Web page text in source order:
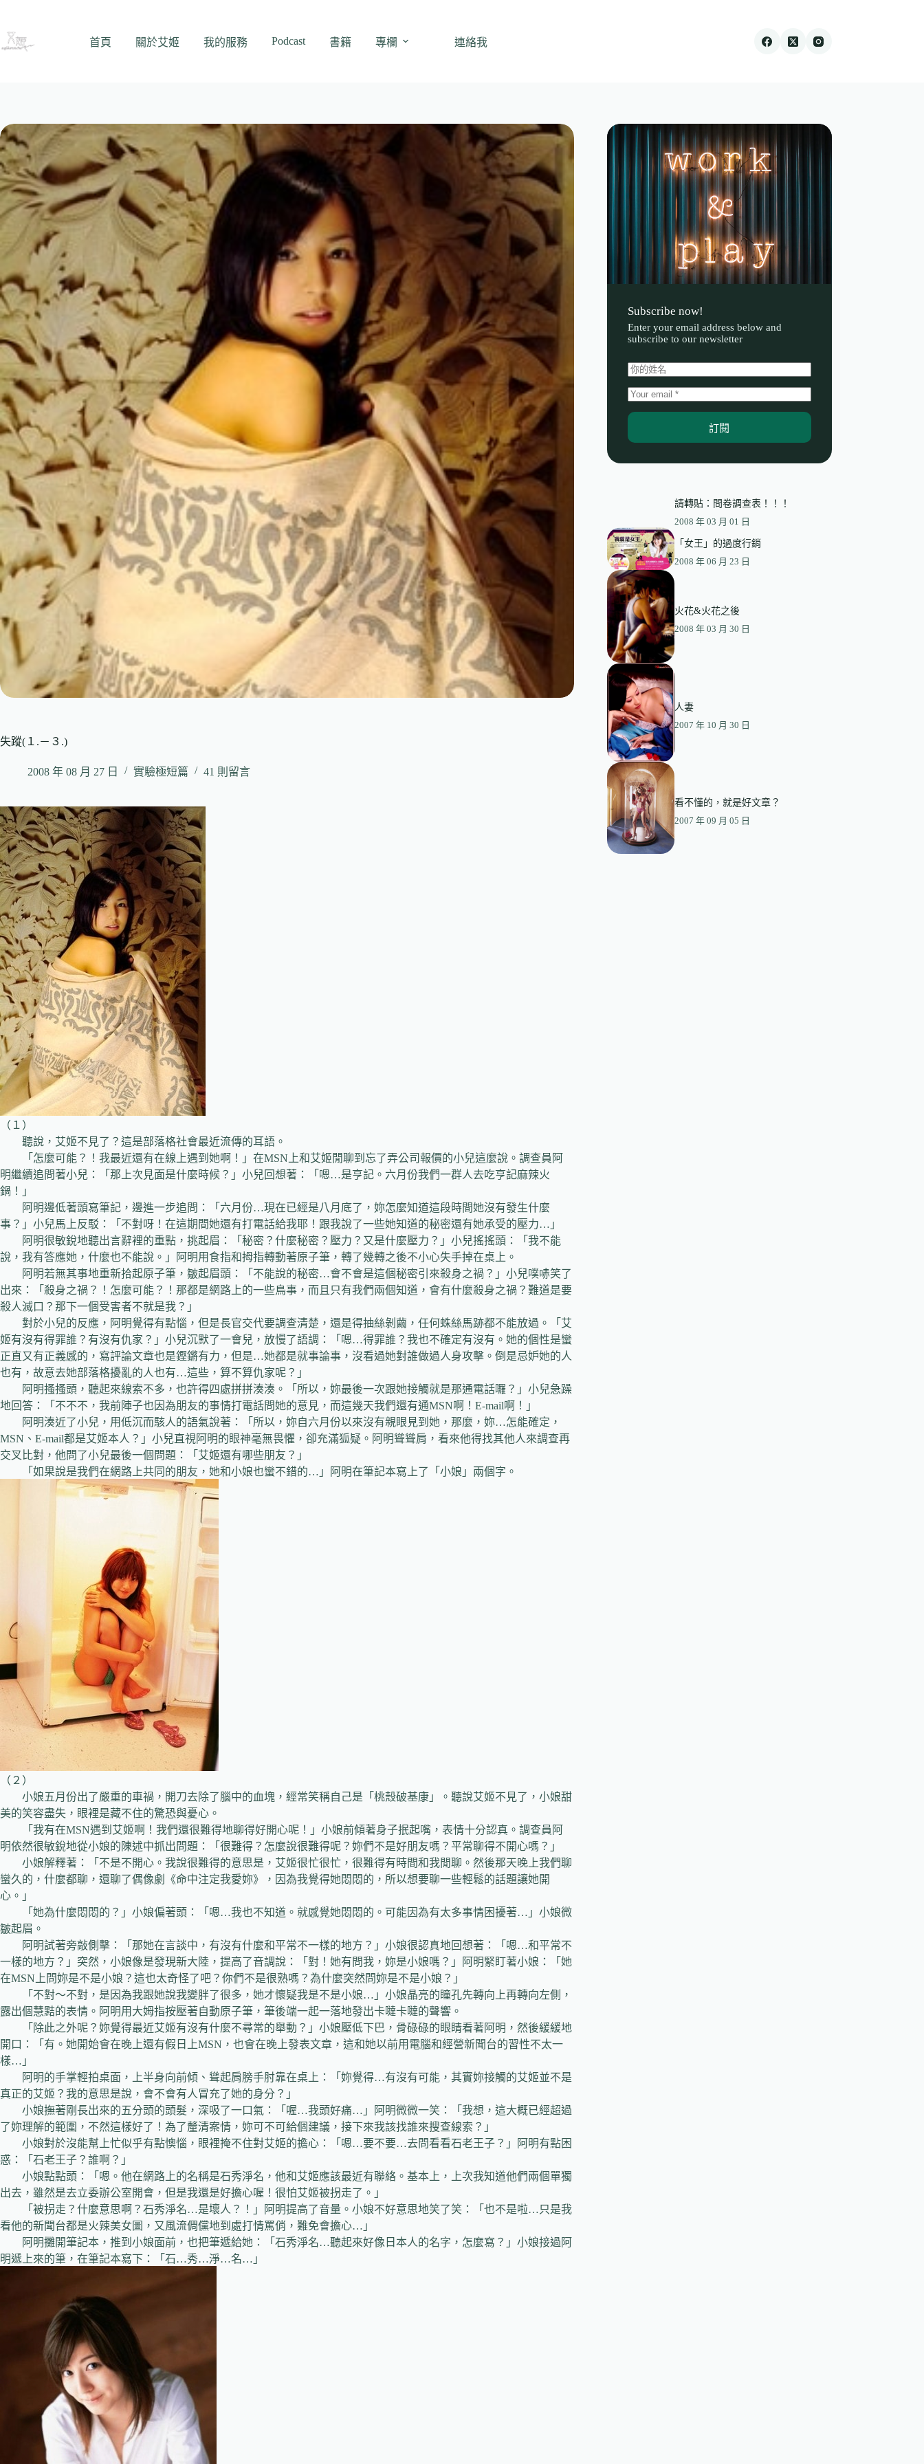
主
首頁 關於艾姬 我的服務 Podcast 書籍 專欄 連絡我
失蹤(１.－３.)
2008 年 08 月 27 日 實驗極短篇 41 則留言
（１）
聽說，艾姬不見了？這是部落格社會最近流傳的耳語。
「怎麼可能？！我最近還有在線上遇到她啊！」在MSN上和艾姬閒聊到忘了弄公司報價的小兒這麼說。調查員阿
明繼續追問著小兒：「那上次見面是什麼時候？」小兒回想著：「嗯…是亨記。六月份我們一群人去吃亨記麻辣火
鍋！」
阿明邊低著頭寫筆記，邊進一步追問：「六月份…現在已經是八月底了，妳怎麼知道這段時間她沒有發生什麼
事？」小兒馬上反駁：「不對呀！在這期間她還有打電話給我耶！跟我說了一些她知道的秘密還有她承受的壓力…」
阿明很敏銳地聽出言辭裡的重點，挑起眉：「秘密？什麼秘密？壓力？又是什麼壓力？」小兒搖搖頭：「我不能
說，我有答應她，什麼也不能說。」阿明用食指和拇指轉動著原子筆，轉了幾轉之後不小心失手掉在桌上。
阿明若無其事地重新拾起原子筆，皺起眉頭：「不能說的秘密…會不會是這個秘密引來殺身之禍？」小兒噗哧笑了
出來：「殺身之禍？！怎麼可能？！那都是網路上的一些鳥事，而且只有我們兩個知道，會有什麼殺身之禍？難道是要
殺人滅口？那下一個受害者不就是我？」
對於小兒的反應，阿明覺得有點惱，但是長官交代要調查清楚，還是得抽絲剝繭，任何蛛絲馬跡都不能放過。「艾
姬有沒有得罪誰？有沒有仇家？」小兒沉默了一會兒，放慢了語調：「嗯…得罪誰？我也不確定有沒有。她的個性是蠻
正直又有正義感的，寫評論文章也是鏗鏘有力，但是…她都是就事論事，沒看過她對誰做過人身攻擊。倒是忌妒她的人
也有，故意去她部落格擾亂的人也有…這些，算不算仇家呢？」
阿明搔搔頭，聽起來線索不多，也許得四處拼拼湊湊。「所以，妳最後一次跟她接觸就是那通電話囉？」小兒急躁
地回答：「不不不，我前陣子也因為朋友的事情打電話問她的意見，而這幾天我們還有通MSN啊！E-mail啊！」
阿明湊近了小兒，用低沉而駭人的語氣說著：「所以，妳自六月份以來沒有親眼見到她，那麼，妳…怎能確定，
MSN、E-mail都是艾姬本人？」小兒直視阿明的眼神毫無畏懼，卻充滿狐疑。阿明聳聳肩，看來他得找其他人來調查再
交叉比對，他問了小兒最後一個問題：「艾姬還有哪些朋友？」
「如果說是我們在網路上共同的朋友，她和小娘也蠻不錯的…」阿明在筆記本寫上了「小娘」兩個字。
（２）
小娘五月份出了嚴重的車禍，開刀去除了腦中的血塊，經常笑稱自己是「桃殼破基康」。聽說艾姬不見了，小娘甜
美的笑容盡失，眼裡是藏不住的驚恐與憂心。
「我有在MSN遇到艾姬啊！我們還很難得地聊得好開心呢！」小娘前傾著身子抿起嘴，表情十分認真。調查員阿
明依然很敏銳地從小娘的陳述中抓出問題：「很難得？怎麼說很難得呢？妳們不是好朋友嗎？平常聊得不開心嗎？」
小娘解釋著：「不是不開心。我說很難得的意思是，艾姬很忙很忙，很難得有時間和我閒聊。然後那天晚上我們聊
蠻久的，什麼都聊，還聊了偶像劇《命中注定我愛妳》，因為我覺得她悶悶的，所以想要聊一些輕鬆的話題讓她開
心。」
「她為什麼悶悶的？」小娘偏著頭：「嗯…我也不知道。就感覺她悶悶的。可能因為有太多事情困擾著…」小娘微
皺起眉。
阿明試著旁敲側擊：「那她在言談中，有沒有什麼和平常不一樣的地方？」小娘很認真地回想著：「嗯…和平常不
一樣的地方？」突然，小娘像是發現新大陸，提高了音調說：「對！她有問我，妳是小娘嗎？」阿明緊盯著小娘：「她
在MSN上問妳是不是小娘？這也太奇怪了吧？你們不是很熟嗎？為什麼突然問妳是不是小娘？」
「不對～不對，是因為我跟她說我變胖了很多，她才懷疑我是不是小娘…」小娘晶亮的瞳孔先轉向上再轉向左側，
露出個慧黠的表情。阿明用大姆指按壓著自動原子筆，筆後端一起一落地發出卡噠卡噠的聲響。
「除此之外呢？妳覺得最近艾姬有沒有什麼不尋常的舉動？」小娘壓低下巴，骨碌碌的眼睛看著阿明，然後緩緩地
開口：「有。她開始會在晚上還有假日上MSN，也會在晚上發表文章，這和她以前用電腦和經營新聞台的習性不太一
樣…」
阿明的手掌輕拍桌面，上半身向前傾、聳起肩膀手肘靠在桌上：「妳覺得…有沒有可能，其實妳接觸的艾姬並不是
真正的艾姬？我的意思是說，會不會有人冒充了她的身分？」
小娘撫著剛長出來的五分頭的頭髮，深吸了一口氣：「喔…我頭好痛…」阿明微微一笑：「我想，這大概已經超過
了妳理解的範圍，不然這樣好了！為了釐清案情，妳可不可給個建議，接下來我該找誰來搜查線索？」
小娘對於沒能幫上忙似乎有點懊惱，眼裡掩不住對艾姬的擔心：「嗯…要不要…去問看看石老王子？」阿明有點困
惑：「石老王子？誰啊？」
小娘點點頭：「嗯。他在網路上的名稱是石秀淨名，他和艾姬應該最近有聯絡。基本上，上次我知道他們兩個單獨
出去，雖然是去立委辦公室開會，但是我還是好擔心喔！很怕艾姬被拐走了。」
「被拐走？什麼意思啊？石秀淨名…是壞人？！」阿明提高了音量。小娘不好意思地笑了笑：「也不是啦…只是我
看他的新聞台都是火辣美女圖，又風流倜儻地到處打情罵俏，難免會擔心…」
阿明攤開筆記本，推到小娘面前，也把筆遞給她：「石秀淨名…聽起來好像日本人的名字，怎麼寫？」小娘接過阿
明遞上來的筆，在筆記本寫下：「石…秀…淨…名…」
Subscribe now!
Enter your email address below and
subscribe to our newsletter
訂閱
請轉貼：問卷調查表！！！
2008 年 03 月 01 日
「女王」的過度行銷
2008 年 06 月 23 日
火花&火花之後
2008 年 03 月 30 日
人妻
2007 年 10 月 30 日
看不懂的，就是好文章？
2007 年 09 月 05 日